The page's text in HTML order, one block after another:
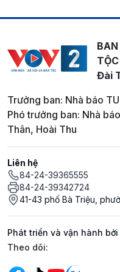
TỘC
Đài
Trưởng ban: Nhà báo
Phó trưởng ban: Nhà
Thân, Hoài Thu
Liên hệ
84-24-39365555
84-24-39342724
41-43 phố Bà Triệu,
Phát triển và vận hành
Mạng xã hội
Theo dõi: